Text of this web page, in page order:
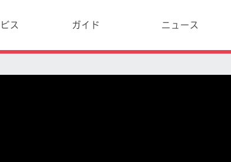
ス ガイド ニュース